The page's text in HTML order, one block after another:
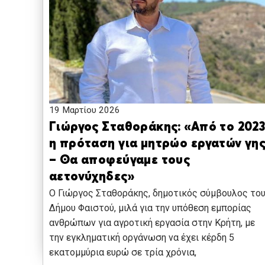
19 Μαρτίου 2026
Γιώργος Σταθοράκης: «Από το 2023
η πρόταση για μητρώο εργατών
– Θα αποφεύγαμε τους
αετονύχηδες»
Ο Γιώργος Σταθοράκης, δημοτικός σύμβουλος του
Δήμου Φαιστού, μιλά για την υπόθεση εμπορίας
ανθρώπων για αγροτική εργασία στην Κρήτη, με
την εγκληματική οργάνωση να έχει κέρδη 5
εκατομμύρια ευρώ σε τρία χρόνια,